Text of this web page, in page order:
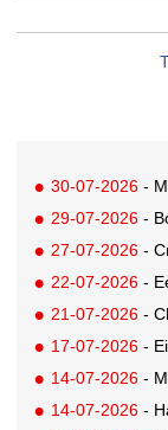
30-07-2026 -
29-07-2026 -
27-07-2026 -
22-07-2026 -
21-07-2026 -
17-07-2026 -
14-07-2026 - Marry
14-07-2026 -